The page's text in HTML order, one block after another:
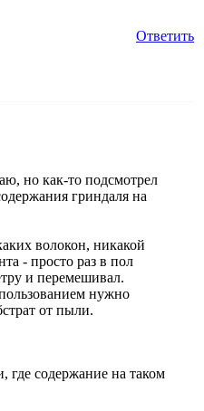
Ответить
но как-то подсмотрел
гриндаля на
волокон, никакой
- просто раз в пол
и перемешивал.
нужно
от пыли.
где содержание на таком